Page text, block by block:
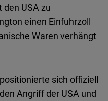
USA zu
einen Einfuhrzoll
Waren verhängt
sich offiziell
Angriff der USA und